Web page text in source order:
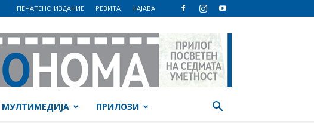
ПЕЧАТЕНО ИЗДАНИЕ РЕВИТА НАЈАВА
МУЛТИМЕДИЈА ПРИЛОЗИ